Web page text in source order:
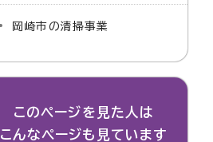
岡崎市の清掃事業
このページを見た人は
こんなページも見ています